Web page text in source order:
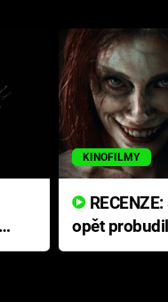
KINOFILMY
opět
přichází s